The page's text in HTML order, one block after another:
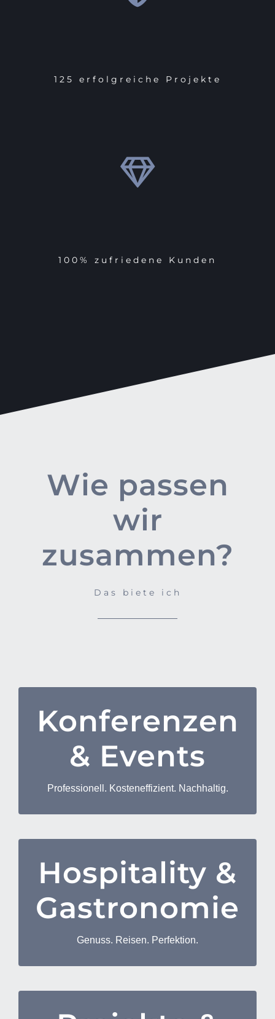
125 erfolgreiche Projekte
100% zufriedene Kunden
Wie passen
wir
zusammen?
Das biete ich
Konferenzen
& Events
Professionell. Kosteneffizient. Nachhaltig.
Event- und Konferenzmanagement
Konzeption und Strategie
Finden der richtigen Veranstaltungsform für
Projektplanung – zeitliche Umsetzung und
Vertragsgestaltung)
Personalplanung- und Teamführung
Gästebetreuung
Koordination von und Kontakt zu externen
Dienstleistern und Agenturen
Hospitality &
Gastronomie
Genuss. Reisen. Perfektion.
Gastronomieberatung
Planung und Umsetzung von innovativen
Gastronomiekonzepten
Beratung bei Geschäftsoptimierung- oder
Steuerung und Durchführung von
Projekten